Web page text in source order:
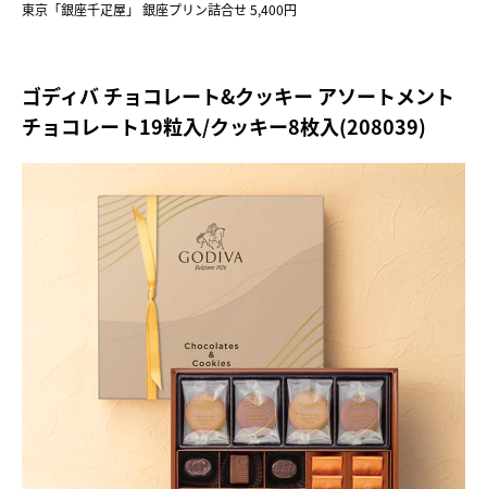
東京「銀座千疋屋」 銀座プリン詰合せ 5,400円
ゴディバ チョコレート&クッキー アソートメント
チョコレート19粒入/クッキー8枚入(208039)